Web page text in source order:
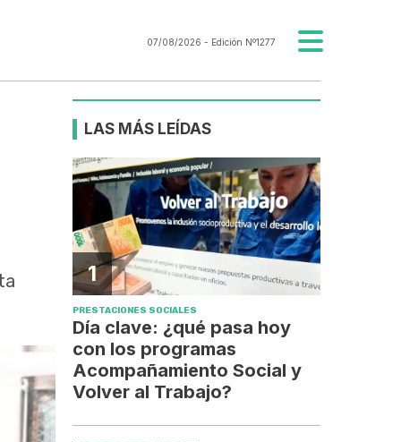
07/08/2026 - Edición Nº1277
LAS MÁS LEÍDAS
1
PRESTACIONES SOCIALES
Día clave: ¿qué pasa hoy
con los programas
Acompañamiento Social y
Volver al Trabajo?